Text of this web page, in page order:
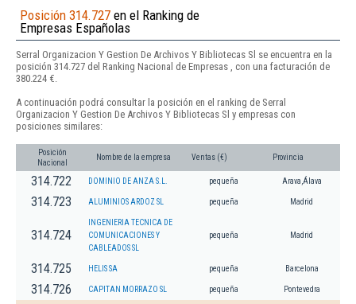
Posición 314.727 en el Ranking de
Empresas Españolas
Serral Organizacion Y Gestion De Archivos Y Bibliotecas Sl se encuentra en la
posición 314.727 del Ranking Nacional de Empresas , con una facturación de
380.224 €.
A continuación podrá consultar la posición en el ranking de Serral
Organizacion Y Gestion De Archivos Y Bibliotecas Sl y empresas con
posiciones similares:
Posición
Nacional
Nombre de la empresa Ventas (€) Provincia
314.722 DOMINIO DE ANZA S.L. pequeña Arava,Álava
314.723 ALUMINIOS ARDOZ SL pequeña Madrid
314.724
INGENIERIA TECNICA DE
COMUNICACIONES Y
CABLEADOS SL
pequeña Madrid
314.725 HELIS SA pequeña Barcelona
314.726 CAPITAN MORRAZO SL pequeña Pontevedra